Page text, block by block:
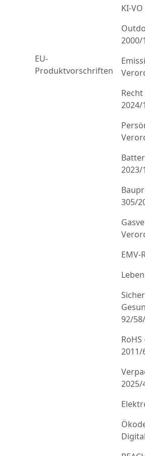
EU-
Produktvorschriften
KI-
2000/
2024/
2023/
305/
EMV-
92/
2011/
2025/